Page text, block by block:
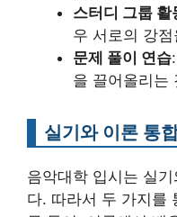
스터디 그룹 활
우 서로의 강
문제 풀이 연습
을 끌어올리는
실기와 이론 통
음악대학 입시는 실
다. 따라서 두 가지를